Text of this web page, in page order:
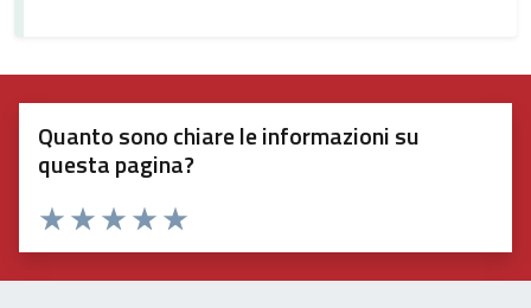
Quanto sono chiare le informazioni su
questa pagina?
Valuta 5 stelle su 5
Valuta 4 stelle su 5
Valuta 3 stelle su 5
Valuta 2 stelle su 5
Valuta 1 stelle su 5